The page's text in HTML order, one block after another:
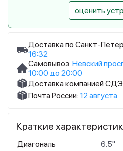
Доставка по Санкт-
16:32
Самовывоз: Невский
10:00 до 20:00
Доставка компанией
Почта России: 12 августа
Краткие
Диагональ
6.5"
оценить